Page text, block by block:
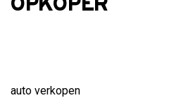
auto verkopen